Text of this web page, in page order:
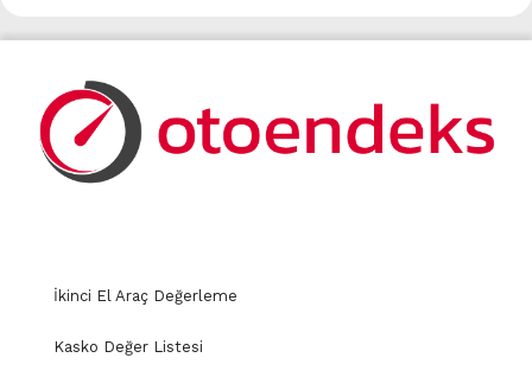
İkinci El Araç Değerleme
Kasko Değer Listesi